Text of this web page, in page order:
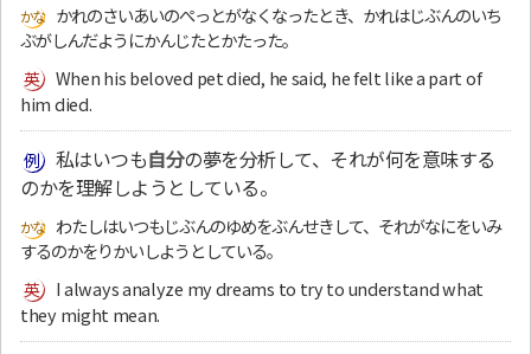
かれのさいあいのぺっとがなくなったとき、かれはじぶんのいち
ぶがしんだようにかんじたとかたった。
When his beloved pet died, he said, he felt like a part of
him died.
私はいつも自分の夢を分析して、それが何を意味する
のかを理解しようとしている。
わたしはいつもじぶんのゆめをぶんせきして、それがなにをいみ
するのかをりかいしようとしている。
I always analyze my dreams to try to understand what
they might mean.